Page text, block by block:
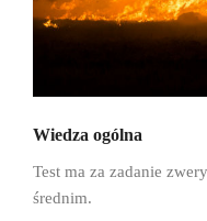
Wiedza ogólna
Test ma za zadanie
średnim.